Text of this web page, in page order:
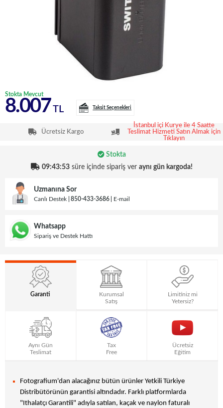
Stokta Mevcut
8.007 TL Taksit Seçenekleri
Ücretsiz Kargo
İstanbul içi Kurye ile 4 Saatte
Teslimat Hizmeti Satın Almak için
Tıklayın
Stokta
09:43:53süre içinde sipariş ver aynı gün kargoda!
Uzmanına Sor
Canlı Destek 850-433-3686 E-mail
Whatsapp
Sipariş ve Destek Hattı
Garanti
Kurumsal
Satış
Limitiniz mi
Yetersiz?
Aynı Gün
Teslimat
Tax
Free
Ücretsiz
Eğitim
Fotografium'dan alacağınız bütün ürünler Yetkili Türkiye
Distribütörünün garantisi altındadır. Farklı platformlarda
"Ithalatçı Garantili" adıyla satılan, kaçak ve naylon faturalı